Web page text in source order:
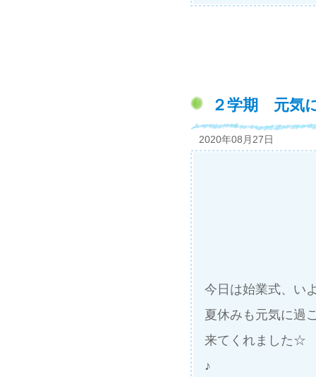
２学期 元気
2020年08月27日
今日は始業式、い
夏休みも元気に過
来てくれました☆
♪